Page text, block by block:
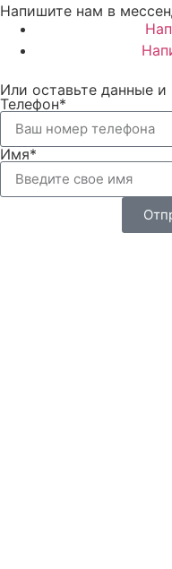
Напишите нам в
Или оставьте данные
Телефон*
Имя*